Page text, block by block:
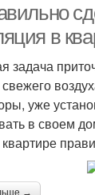
в
задача
уже
в своем
квартире
→